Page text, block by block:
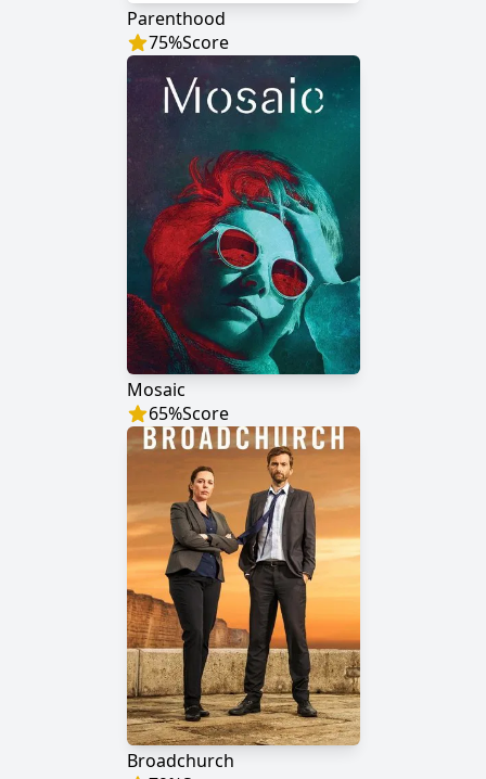
Parenthood
75%Score
Mosaic
65%Score
Broadchurch